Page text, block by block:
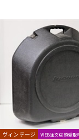
ヴィンテージ WEB注文店頭受取